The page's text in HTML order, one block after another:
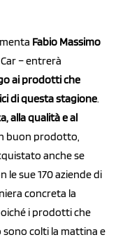
Fabio Massimo
– entrerà
ai prodotti che
di questa stagione.
alla qualità e al
buon prodotto,
anche se
le sue 170 aziende di
concreta la
i prodotti che
colti la mattina e